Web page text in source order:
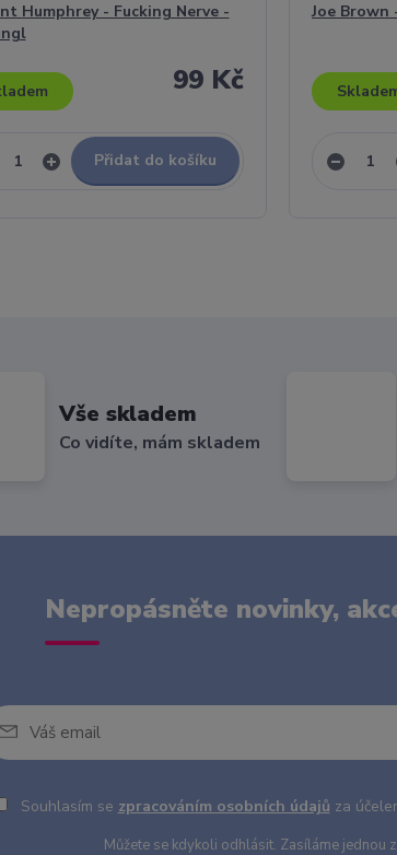
Humphrey - Fucking Nerve -
99 Kč
Přidat do košíku
Joe Brown
Vše skladem
Co vidíte, mám skladem
Nepropásněte novinky,
Souhlasím se zpracováním osobních údajů za
Můžete se kdykoli odhlásit. Zasíláme jednou